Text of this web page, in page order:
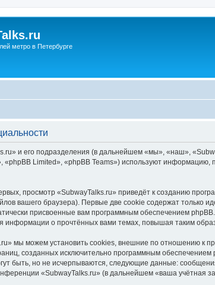
метро в Петербурге
и его подразделения (в дальнейшем «мы», «наш»,
Limited», «phpBB Teams») используют
просмотр «SubwayTalks.ru» приведёт к созданию
вашего браузера). Первые две cookie содержат только
присвоенные вам программным обеспечением
информации о прочтённых вами темах, повышая таким
мы можем установить cookies, внешние по отношению к
созданных исключительно программным
быть, но не исчерпываются, следующие данные:
«SubwayTalks.ru» (в дальнейшем «ваша учётная